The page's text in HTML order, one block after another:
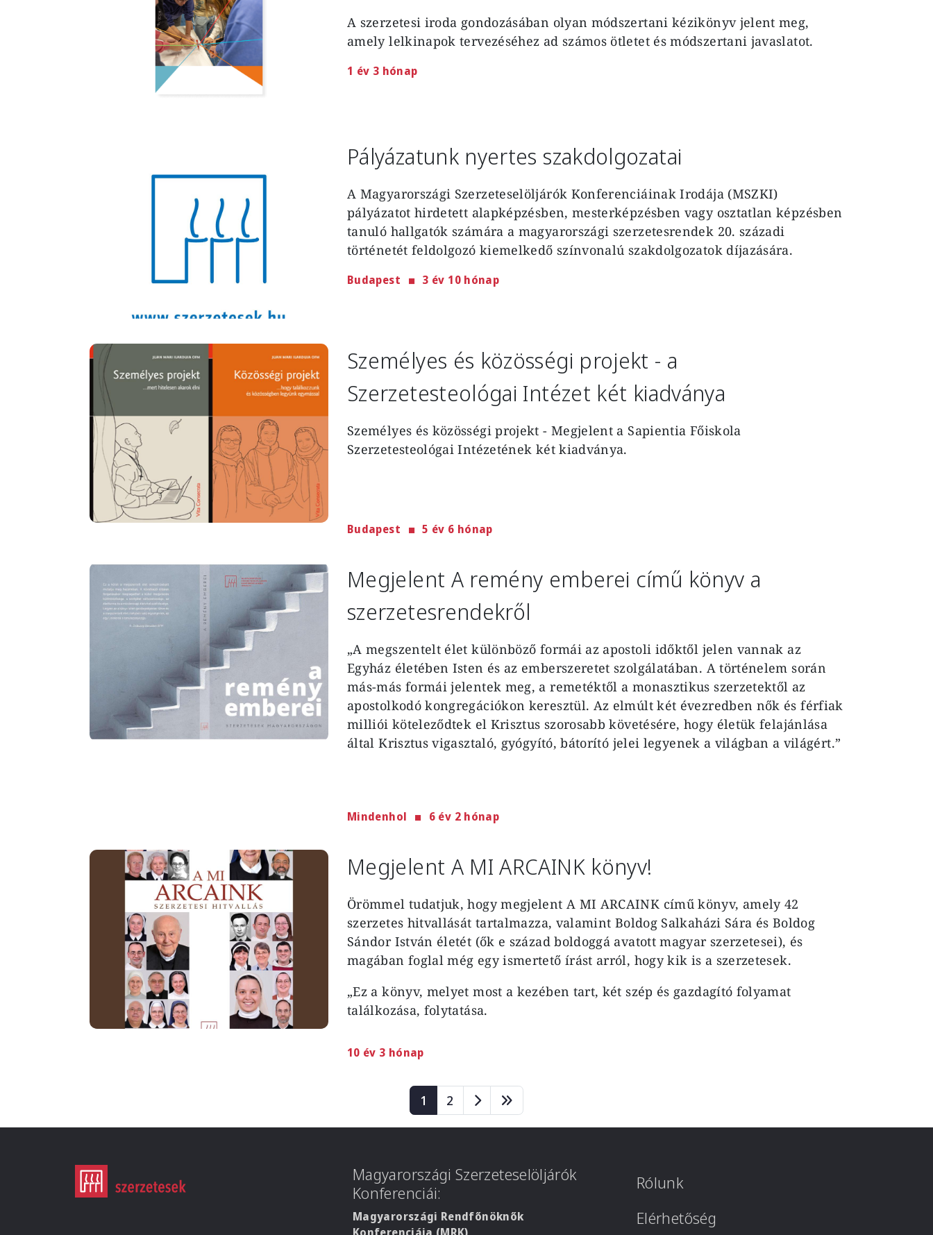
A szerzetesi iroda gondozásában olyan módszertani kézikönyv jelent meg,
amely lelkinapok tervezéséhez ad számos ötletet és módszertani javaslatot.
1 év 3 hónap
Pályázatunk nyertes szakdolgozatai
A Magyarországi Szerzeteselöljárók Konferenciáinak Irodája (MSZKI)
pályázatot hirdetett alapképzésben, mesterképzésben vagy osztatlan képzésben
tanuló hallgatók számára a magyarországi szerzetesrendek 20. századi
történetét feldolgozó kiemelkedő színvonalú szakdolgozatok díjazására.
Budapest 3 év 10 hónap
Image
Személyes és közösségi projekt - a
Szerzetesteológai Intézet két kiadványa
Személyes és közösségi projekt - Megjelent a Sapientia Főiskola
Szerzetesteológai Intézetének két kiadványa.
Budapest 5 év 6 hónap
Image
Megjelent A remény emberei című könyv a
szerzetesrendekről
„A megszentelt élet különböző formái az apostoli időktől jelen vannak az
Egyház életében Isten és az emberszeretet szolgálatában. A történelem során
más-más formái jelentek meg, a remetéktől a monasztikus szerzetektől az
apostolkodó kongregációkon keresztül. Az elmúlt két évezredben nők és férfiak
milliói köteleződtek el Krisztus szorosabb követésére, hogy életük felajánlása
által Krisztus vigasztaló, gyógyító, bátorító jelei legyenek a világban a világért.”
Mindenhol 6 év 2 hónap
Image Megjelent A MI ARCAINK könyv!
Örömmel tudatjuk, hogy megjelent A MI ARCAINK című könyv, amely 42
szerzetes hitvallását tartalmazza, valamint Boldog Salkaházi Sára és Boldog
Sándor István életét (ők e század boldoggá avatott magyar szerzetesei), és
magában foglal még egy ismertető írást arról, hogy kik is a szerzetesek.
„Ez a könyv, melyet most a kezében tart, két szép és gazdagító folyamat
találkozása, folytatása.
10 év 3 hónap
Page
1 Page
2
Magyarországi Szerzeteselöljárók
Konferenciái:
Magyarországi Rendfőnöknők
Rólunk
Elérhetőség